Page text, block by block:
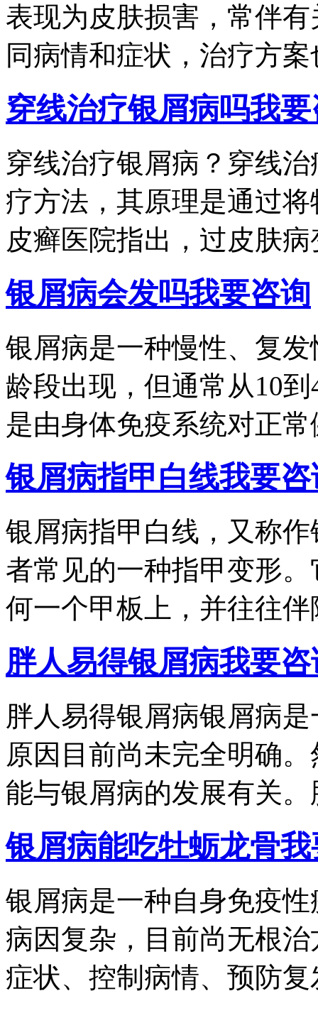
表现为皮肤损害，常伴
同病情和症状，治疗方案
穿线治疗银屑病吗我
穿线治疗银屑病？穿线
疗方法，其原理是通过
皮癣医院指出，过皮肤病
银屑病会发吗我要咨询
银屑病是一种慢性、复
龄段出现，但通常从10
是由身体免疫系统对正常
银屑病指甲白线我要咨
银屑病指甲白线，又称
者常见的一种指甲变形
何一个甲板上，并往往伴
胖人易得银屑病我要咨
胖人易得银屑病银屑病
原因目前尚未完全明确
能与银屑病的发展有关。
银屑病能吃牡蛎龙骨我
银屑病是一种自身免疫
病因复杂，目前尚无根
症状、控制病情、预防复